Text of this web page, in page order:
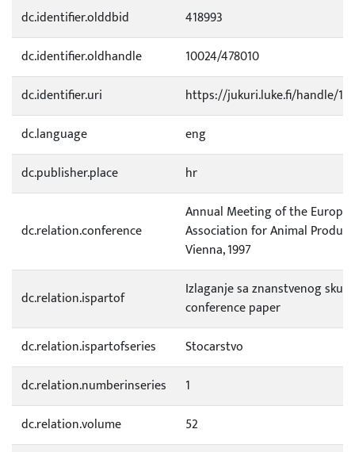
dc.identifier.olddbid
418993
dc.identifier.oldhandle
10024/478010
dc.identifier.uri
https://jukuri.luke.fi/handle/
dc.language
eng
dc.publisher.place
hr
dc.relation.conference
Annual Meeting of the
Association for Animal
Vienna, 1997
dc.relation.ispartof
Izlaganje sa znanstvenog
conference paper
dc.relation.ispartofseries
Stocarstvo
dc.relation.numberinseries
1
dc.relation.volume
52